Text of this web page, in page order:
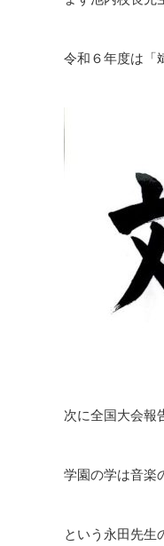
令和６年度は「
次に全国大会報
学園の学は音楽
という永田先生